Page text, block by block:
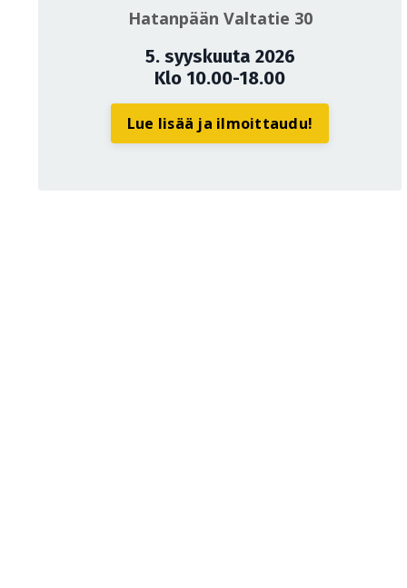
Hatanpään Valtatie 30
5. syyskuuta 2026
Klo 10.00-18.00
Lue lisää ja ilmoittaudu!